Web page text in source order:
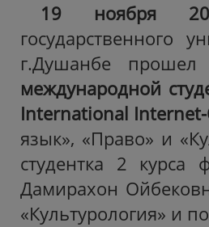
19 ноября
государственного
г.Душанбе
международной
International Internet-
язык», «Право» и
студентка 2
Дамирахон
«Культурология» и